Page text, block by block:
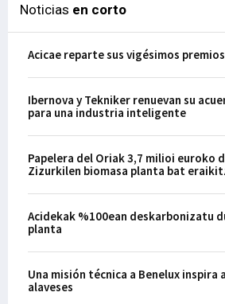
Noticias en corto
Acicae reparte sus vigésimos
Ibernova y Tekniker renuevan su
para una industria inteligente
Papelera del Oriak 3,7 milioi euroko
Zizurkilen biomasa planta bat
Acidekak %100ean deskarbonizatu
planta
Una misión técnica a Benelux inspira
alaveses